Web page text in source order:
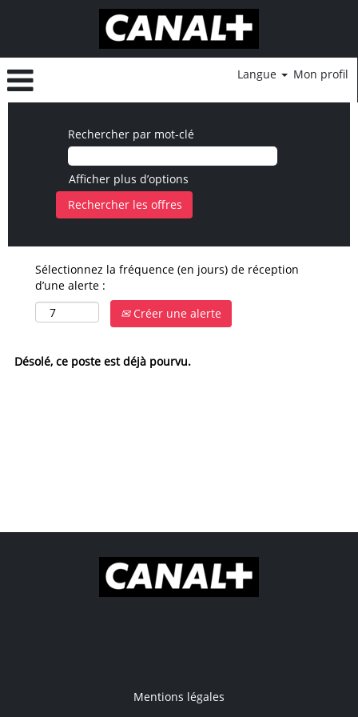
Langue Mon profil
Rechercher par mot-clé
Afficher plus d’options
Sélectionnez la fréquence (en jours) de réception
d’une alerte :
Créer une alerte
Désolé, ce poste est déjà pourvu.
Mentions légales